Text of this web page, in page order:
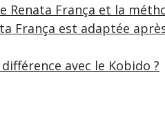
Renata França et la
França est adaptée
avec le Kobido ?